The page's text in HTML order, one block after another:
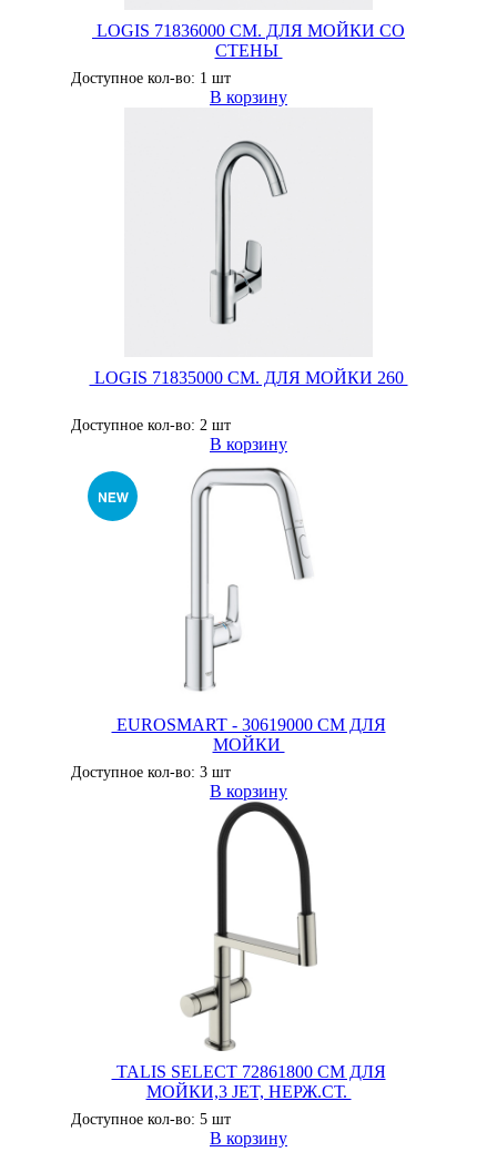
LOGIS 71836000 СМ. ДЛЯ МОЙКИ СО
СТЕНЫ
Доступное кол-во: 1 шт
В корзину
LOGIS 71835000 СМ. ДЛЯ МОЙКИ 260
Доступное кол-во: 2 шт
В корзину
EUROSMART - 30619000 СМ ДЛЯ
МОЙКИ
Доступное кол-во: 3 шт
В корзину
TALIS SELECT 72861800 СМ ДЛЯ
МОЙКИ,3 JET, НЕРЖ.СТ.
Доступное кол-во: 5 шт
В корзину